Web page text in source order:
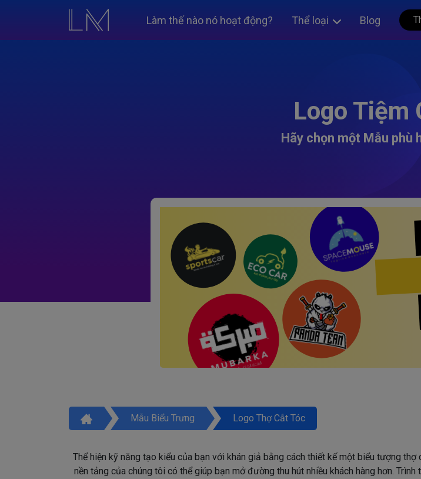
Làm thế nào nó hoạt động? Thể loại Blog
Logo Tiệm
Hãy chọn một Mẫu phù
Mẫu Biểu Trưng Logo Thợ Cắt Tóc
Thể hiện kỹ năng tạo kiểu của bạn với khán giả bằng cách thiết kế một biểu tượng
nền tảng của chúng tôi có thể giúp bạn mở đường thu hút nhiều khách hàng hơn.